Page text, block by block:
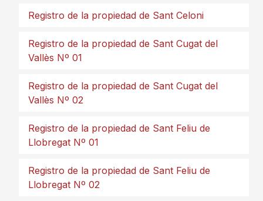
Registro de la propiedad de Sant Celoni
Registro de la propiedad de Sant Cugat del
Vallès Nº 01
Registro de la propiedad de Sant Cugat del
Vallès Nº 02
Registro de la propiedad de Sant Feliu de
Llobregat Nº 01
Registro de la propiedad de Sant Feliu de
Llobregat Nº 02